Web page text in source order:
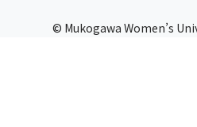
© Mukogawa Women’s